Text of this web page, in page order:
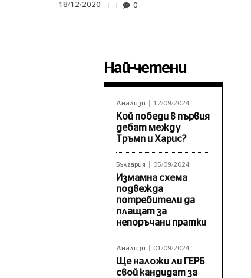
18/12/2020 0
Най-четени
Анализи 12/09/2024
Кой победи в първия
дебат между
Тръмп и Харис?
България 05/09/2024
Измамна схема
подвежда
потребители да
плащат за
непоръчани пратки
Анализи 01/09/2024
Ще наложи ли ГЕРБ
свой кандидат за